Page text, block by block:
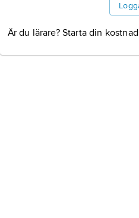
Är du lärare? Starta din